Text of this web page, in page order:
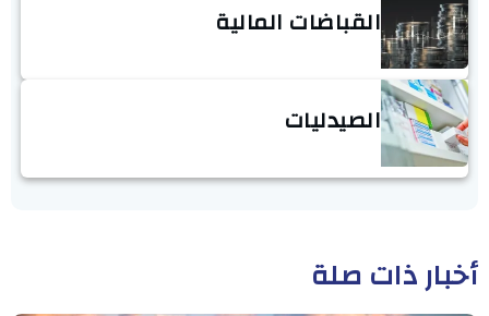
القباضات المالية
الصيدليات
أخبار ذات صلة